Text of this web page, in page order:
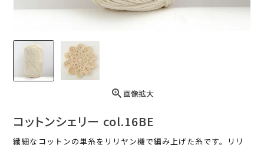
画像拡大
コットンシェリー col.16BE
繊細なコットンの単糸をリリヤン機で編み上げた糸です。リリ